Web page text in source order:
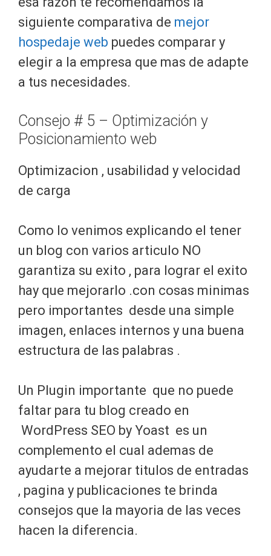
siguiente comparativa de mejor
hospedaje web puedes comparar y
elegir a la empresa que mas de adapte
a tus necesidades.
Consejo # 5 – Optimización y
Posicionamiento web
Optimizacion , usabilidad y velocidad
de carga
Como lo venimos explicando el tener
un blog con varios articulo NO
garantiza su exito , para lograr el exito
hay que mejorarlo .con cosas minimas
pero importantes desde una simple
imagen, enlaces internos y una buena
estructura de las palabras .
Un Plugin importante que no puede
faltar para tu blog creado en
WordPress SEO by Yoast es un
complemento el cual ademas de
ayudarte a mejorar titulos de entradas
, pagina y publicaciones te brinda
consejos que la mayoria de las veces
hacen la diferencia.